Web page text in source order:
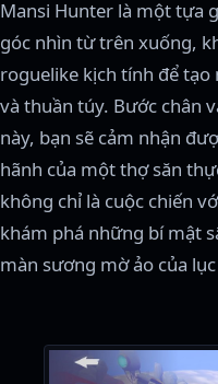
Mansi Hunter là một tựa
góc nhìn từ trên xuống,
roguelike kịch tính để tạo
và thuần túy. Bước chân
này, bạn sẽ cảm nhận
hãnh của một thợ săn
không chỉ là cuộc chiến
khám phá những bí mật
màn sương mờ ảo của